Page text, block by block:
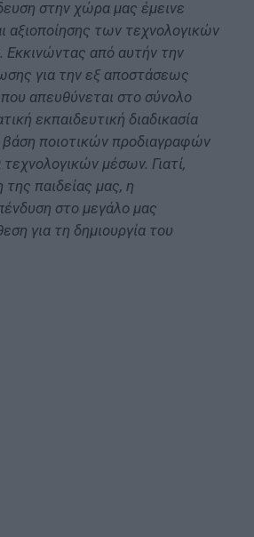
στην χώρα μας έμεινε
αξιοποίησης των τεχνολογικών
Εκκινώντας από αυτήν την
για την εξ αποστάσεως
απευθύνεται στο σύνολο
εκπαιδευτική διαδικασία
ποιοτικών προδιαγραφών
μέσων. Γιατί,
παιδείας μας, η
στο μεγάλο μας
για τη δημιουργία του